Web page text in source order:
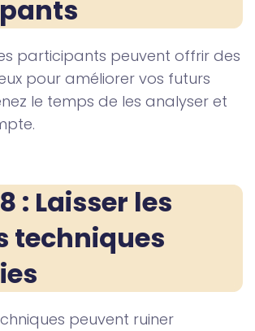
participants peuvent offrir des
pour améliorer vos futurs
le temps de les analyser et
: Laisser les
techniques
peuvent ruiner